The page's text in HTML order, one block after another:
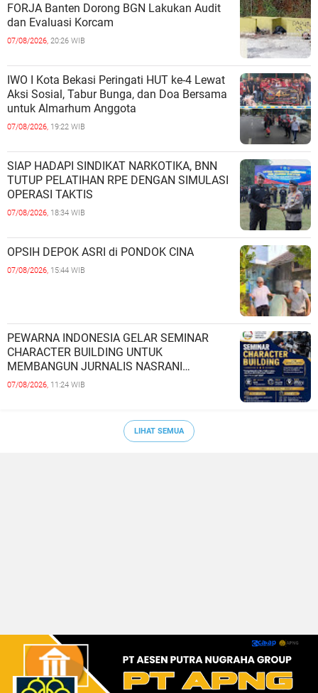
FORJA Banten Dorong BGN Lakukan Audit
dan Evaluasi Korcam
07/08/2026, 20:26 WIB
IWO I Kota Bekasi Peringati HUT ke-4 Lewat
Aksi Sosial, Tabur Bunga, dan Doa Bersama
untuk Almarhum Anggota
07/08/2026, 19:22 WIB
SIAP HADAPI SINDIKAT NARKOTIKA, BNN
TUTUP PELATIHAN RPE DENGAN SIMULASI
OPERASI TAKTIS
07/08/2026, 18:34 WIB
OPSIH DEPOK ASRI di PONDOK CINA
07/08/2026, 15:44 WIB
PEWARNA INDONESIA GELAR SEMINAR
CHARACTER BUILDING UNTUK
MEMBANGUN JURNALIS NASRANI
BERINTEGRITAS DAN BERDAMPAK*
07/08/2026, 11:24 WIB
LIHAT SEMUA